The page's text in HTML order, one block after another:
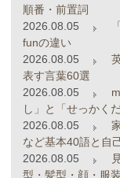
順番・前置詞
2026.08.05
funの違い
2026.08.05
表す言葉60選
2026.08.05
し」と「せっかく
2026.08.05
など基本40語と自
2026.08.05
型・髪型・顔・服